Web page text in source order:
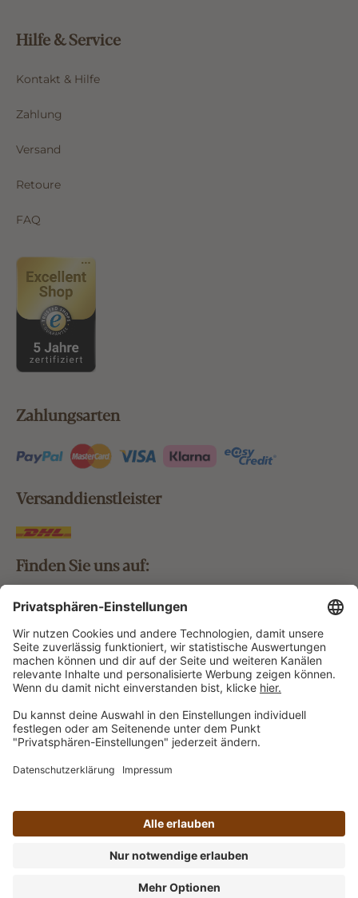
Hilfe & Service
Kontakt & Hilfe
Zahlung
Versand
Retoure
FAQ
Zahlungsarten
Versanddienstleister
Finden Sie uns auf:
Bestellung widerrufen
Vertrag widerrufen
Alle Preise inkl. gesetzl. Mehrwertsteuer zzgl.
und ggf. Nachnahmegebühren, wenn nicht
anders angegeben.